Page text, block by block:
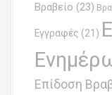
Βραβείο (23)
Εγγραφές (21)
Επίδοση